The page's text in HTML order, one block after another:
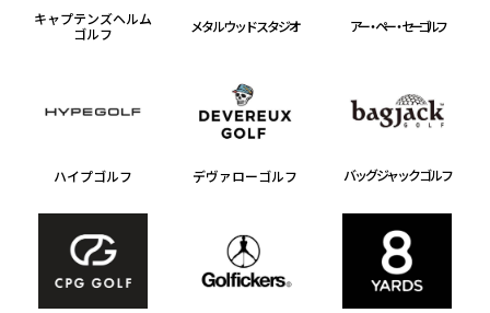
キャプテンズヘルム
ゴルフ
メタルウッドスタジオ アー・ペー・セー ゴルフ
ハイプゴルフ デヴァローゴルフ バッグジャックゴルフ